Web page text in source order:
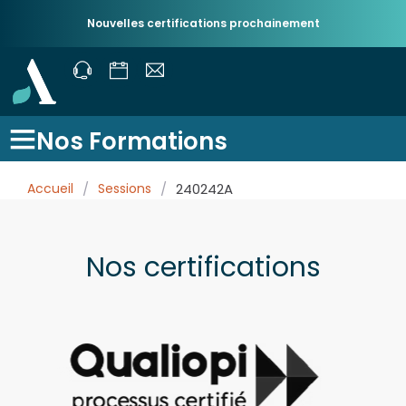
Nouvelles certifications prochainement
Nos Formations
Accueil / Sessions / 240242A
Nos certifications